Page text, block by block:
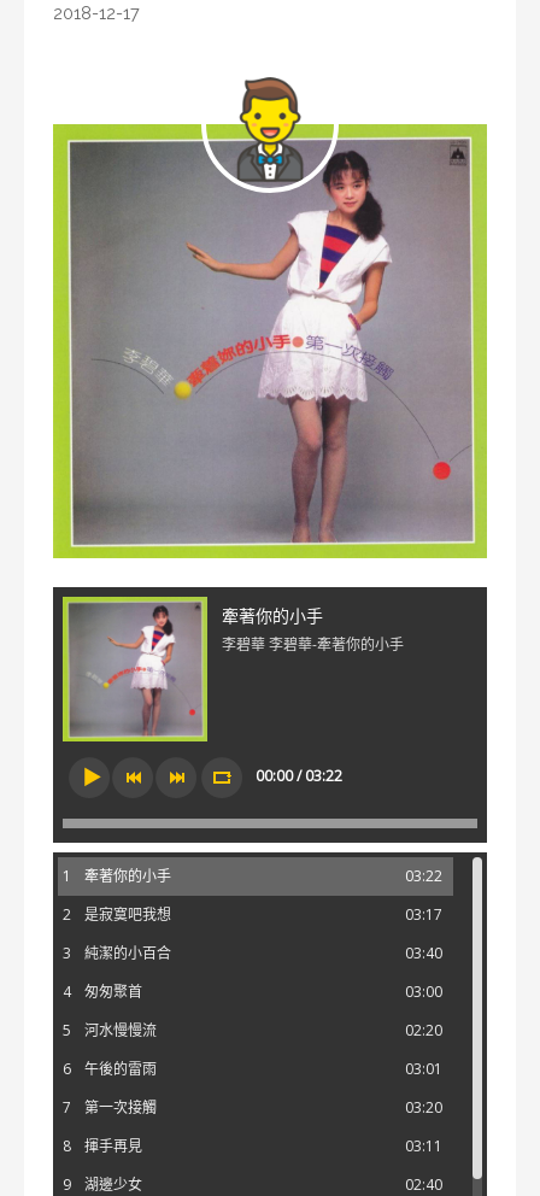
2018-12-17
牽著你的小手
李碧華 李碧華-牽著你的小手
00:00 / 03:22
1 03:22
牽著你的小手
2
03:17
是寂寞吧我想
3
03:40
純潔的小百合
4
03:00
匆匆聚首
5
02:20
河水慢慢流
6
03:01
午後的雷雨
7
03:20
第一次接觸
8
03:11
揮手再見
9
02:40
湖邊少女